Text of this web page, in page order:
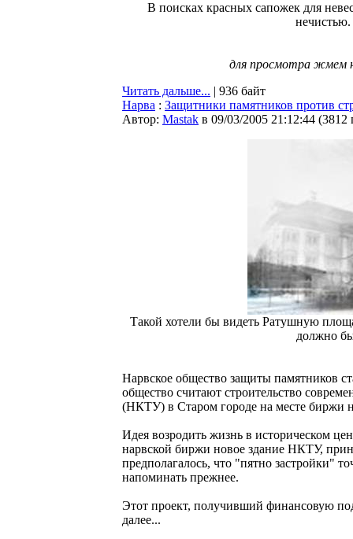
В поисках красных сапожек для
нечистью.
для просмотра жмем
Читать дальше... | 936 байт
Нарва : Защитники памятников против
Автор: Мastak в 09/03/2005 21:12:44 (3812
Такой хотели бы видеть Ратушную
должно
Нарвское общество защиты памятников
общество считают строительство
(НКТУ) в Старом городе на месте биржи
Идея возродить жизнь в историческом
нарвской биржи новое здание НКТУ,
предполагалось, что "пятно застройки"
напоминать прежнее.
Этот проект, получивший финансовую
далее...